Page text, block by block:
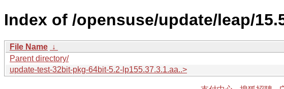
Index of /opensuse/update/leap/
File Name ↓
Parent directory/
update-test-32bit-pkg-64bit-5.2-lp155.37.3.1.aa..>